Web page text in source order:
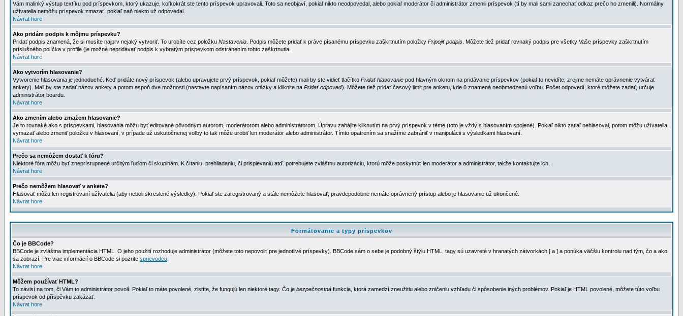
Vám malinký výstup textíku pod príspevkom, ktorý ukazuje, koľkokrát ste tento príspevok upravovali. Toto sa neobjaví, pokiaľ nikto neodpovedal, alebo pokiaľ moderátor či administrátor zmenili príspevok (tí by mali sami zanechať odkaz prečo ho zmenili). Normálny
užívatelia nemôžu príspevok zmazať, pokiaľ naň niekto už odpovedal.
Návrat hore
Ako pridám podpis k môjmu príspevku?
Pridať podpis znamená, že si musíte najprv nejaký vytvoriť. To urobíte cez položku Nastavenia . Podpis môžete pridať k práve písanému príspevku zaškrtnutím položky Pripojiť podpis . Môžete tiež pridať rovnaký podpis pre všetky Vaše príspevky zaškrtnutím
príslušného políčka v profile (je možné nepridávať podpis k vybratým príspevkom odstránením tohto zaškrtnutia.
Návrat hore
Ako vytvorím hlasovanie?
Vytvorenie hlasovania je jednoduché. Keď pridáte nový príspevok (alebo upravujete prvý príspevok, pokiaľ môžete) mali by ste vidieť tlačítko Pridať hlasovanie pod hlavným oknom na pridávanie príspevkov (pokiaľ to nevidíte, zrejme nemáte oprávnenie vytvárať
ankety). Mali by ste zadať názov ankety a potom aspoň dve možnosti (nastavte napísaním názov otázky a kliknite na Pridať odpoveď). Môžete tiež pridať časový limit pre anketu, kde 0 znamená neobmedzenú voľbu. Počet odpovedí, ktoré môžete zadať, určuje
administrátor boardu.
Návrat hore
Ako zmením alebo zmažem hlasovanie?
Je to rovnaké ako s príspevkami, hlasovania môžu byť editované pôvodným autorom, moderátorom alebo administrátorom. Úpravu zahájite kliknutím na prvý príspevok v téme (toto je vždy s hlasovaním spojené). Pokiaľ nikto zatiaľ nehlasoval, potom môžu užívatelia
vymazať alebo zmeniť položku v hlasovaní, v prípade už uskutočnenej voľby to tak môže urobiť len moderátor alebo administrátor. Tímto opatrením sa snažíme zabrániť v manipulácii s výsledkami hlasovaní.
Návrat hore
Prečo sa nemôžem dostať k fóru?
Niektoré fóra môžu byť zneprístupnené určitým ľuďom či skupinám. K čítaniu, prehliadaniu, či prispievaniu atď. potrebujete zvláštnu autorizáciu, ktorú môže poskytnúť len moderátor a administrátor, takže kontaktujte ich.
Návrat hore
Prečo nemôžem hlasovať v ankete?
Hlasovať môžu len registrovaní užívatelia (aby neboli skreslené výsledky). Pokiaľ ste zaregistrovaný a stále nemôžete hlasovať, pravdepodobne nemáte oprávnený prístup alebo je hlasovanie už ukončené.
Návrat hore
Formátovanie a typy príspevkov
Čo je BBCode?
BBCode je zvláštna implementácia HTML. O jeho použití rozhoduje administrátor (môžete toto nepovoliť pre jednotlivé príspevky). BBCode sám o sebe je podobný štýlu HTML, tagy sú uzavreté v hranatých zátvorkách [ a ] a ponúka väčšiu kontrolu nad tým, čo a ako
sa zobrazí. Pre viac informácií o BBCode si pozrite sprievodcu
Návrat hore
Môžem používať HTML?
To závisí na tom, či Vám to administrátor povolí. Pokiaľ to máte povolené, zistíte, že fungujú len niektoré tagy. Čo je bezpečnostná funkcia, ktorá zamedzí zneužitiu alebo zničeniu vzhľadu či spôsobenie iných problémov. Pokiaľ je HTML povolené, môžete túto voľbu
príspevok od příspěvku zakázať.
Návrat hore